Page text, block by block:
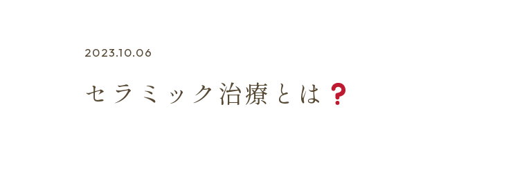
2023.10.06
セラミック治療とは